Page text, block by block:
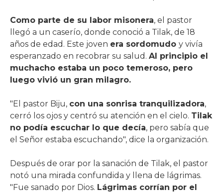
Como parte de su labor misonera, el pastor
llegó a un caserío, donde conoció a Tilak, de 18
años de edad. Este joven era sordomudo y vivía
esperanzado en recobrar su salud. Al principio el
muchacho estaba un poco temeroso, pero
luego vivió un gran milagro.
"El pastor Biju, con una sonrisa tranquilizadora,
cerró los ojos y centró su atención en el cielo. Tilak
no podía escuchar lo que decía, pero sabía que
el Señor estaba escuchando", dice la organización.
Después de orar por la sanación de Tilak, el pastor
notó una mirada confundida y llena de lágrimas.
"Fue sanado por Dios. Lágrimas corrían por el